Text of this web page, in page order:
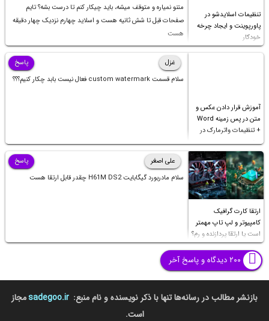
تنظیمات اسلایدشو در
پاورپوینت و ایجاد چرخه
خودکار
متنو نمیاره و متوقف میشه، باید چیکار کنم تا درست بشه؟ تایم
صفحات قبل تا شش ثانیه هست و اسلاید چهارم نزدیک چهار دقیقه
هست
آموزش قرار دادن عکس و
متن در پس زمینه Word
+ تنظیمات واترمارک در
ورد
غزل
سلام قسمت custom watermark فعال نیست بابد چکار کنیم؟؟؟
پاسخ
ارتقا کارت گرافیک
کامپیوتر و لپ تاپ مهمتر
است یا ارتقا پردازنده و رم؟
علی اصغر
سلام مادربورد گیگابایت H61M DS2 چقدر قابل ارتقا هست
پاسخ
۲۰۰ دیدگاه و پاسخ آخر
بازنشر مطالب در رسانه‌ها تنها با ذکر نویسنده و نام منبع: sadegoo.irمجاز
است.